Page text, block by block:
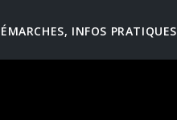
INFOS PRATIQUES